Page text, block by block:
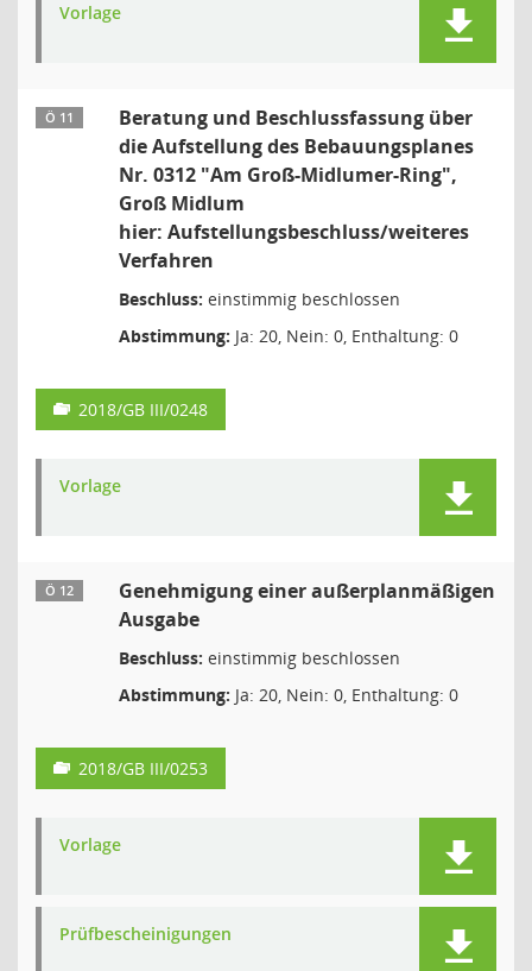
Vorlage
Ö 11
Beratung und Beschlussfassung über
die Aufstellung des Bebauungsplanes
Nr. 0312 "Am Groß-Midlumer-Ring",
Groß Midlum
hier: Aufstellungsbeschluss/weiteres
Verfahren
Beschluss: einstimmig beschlossen
Abstimmung: Ja: 20, Nein: 0, Enthaltung: 0
2018/GB III/0248
Vorlage
Ö 12
Genehmigung einer außerplanmäßigen
Ausgabe
Beschluss: einstimmig beschlossen
Abstimmung: Ja: 20, Nein: 0, Enthaltung: 0
2018/GB III/0253
Vorlage
Prüfbescheinigungen